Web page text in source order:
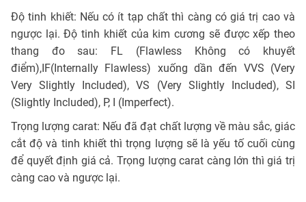
Độ tinh khiết: Nếu có ít tạp chất thì càng có giá trị cao và
ngược lại. Độ tinh khiết của kim cương sẽ được xếp theo
thang đo sau: FL (Flawless Không có khuyết
điểm),IF(Internally Flawless) xuống dần đến VVS (Very
Very Slightly Included), VS (Very Slightly Included), SI
(Slightly Included), P, I (Imperfect).
Trọng lượng carat: Nếu đã đạt chất lượng về màu sắc, giác
cắt độ và tinh khiết thì trọng lượng sẽ là yếu tố cuối cùng
để quyết định giá cả. Trọng lượng carat càng lớn thì giá trị
càng cao và ngược lại.